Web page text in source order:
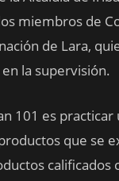
miembros de
de Lara,
la supervisión.
101 es
que se
calificados